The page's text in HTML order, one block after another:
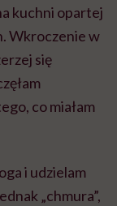
kuchni opartej
Wkroczenie w
się
co miałam
i udzielam
„chmura”,